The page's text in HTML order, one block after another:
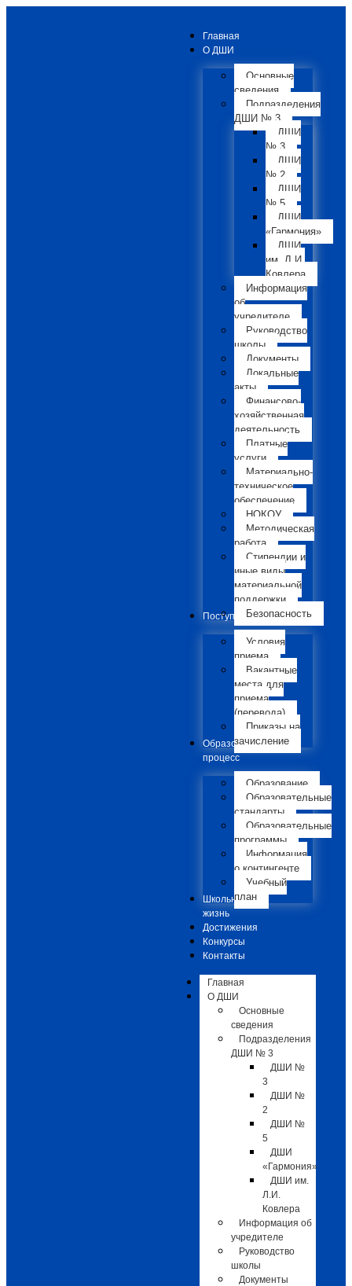
Главная
О ДШИ
Основные
сведения
Подразделения
ДШИ № 3
ДШИ
№ 3
ДШИ
№ 2
ДШИ
№ 5
ДШИ
«Гармония»
ДШИ
им. Л.И.
Ковлера
Информация
об
учредителе
Руководство
школы
Документы
Локальные
акты
Финансово-
хозяйственная
деятельность
Платные
услуги
Материально-
техническое
обеспечение
НОКОУ
Методическая
работа
Стипендии и
иные виды
материальной
поддержки
Безопасность
Поступающим
Условия
приема
Вакантные
места для
приема
(перевода)
Приказы на
зачисление
Образовательный
процесс
Образование
Образовательные
стандарты
Образовательные
программы
Информация
о контингенте
Учебный
план
Школьная
жизнь
Достижения
Конкурсы
Контакты
Главная
О ДШИ
Основные
сведения
Подразделения
ДШИ № 3
ДШИ №
3
ДШИ №
2
ДШИ №
5
ДШИ
«Гармония»
ДШИ им.
Л.И.
Ковлера
Информация об
учредителе
Руководство
школы
Документы